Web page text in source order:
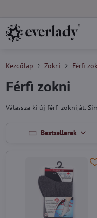
Kezdőlap Zokni Férfi
Férfi zokni
Válassza ki új férfi zokniját.
Bestsellerek